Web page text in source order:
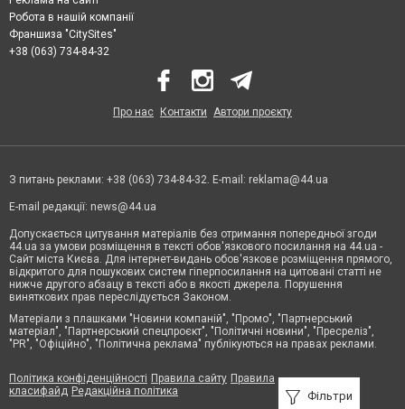
Фільтри
Робота в нашій компанії
Франшиза "CitySites"
+38 (063) 734-84-32
Про нас Контакти Автори проєкту
З питань реклами: +38 (063) 734-84-32. E-mail: reklama@44.ua
E-mail редакції: news@44.ua
Допускається цитування матеріалів без отримання попередньої згоди
44.ua за умови розміщення в тексті обов'язкового посилання на 44.ua -
Сайт міста Києва. Для інтернет-видань обов'язкове розміщення прямого,
відкритого для пошукових систем гіперпосилання на цитовані статті не
нижче другого абзацу в тексті або в якості джерела. Порушення
виняткових прав переслідується Законом.
Матеріали з плашками "Новини компаній", "Промо", "Партнерський
матеріал", "Партнерський спецпроєкт", "Політичні новини", "Пресреліз",
"PR", "Офіційно", "Політична реклама" публікуються на правах реклами.
Політика конфіденційності Правила сайту Правила
класифайд Редакційна політика